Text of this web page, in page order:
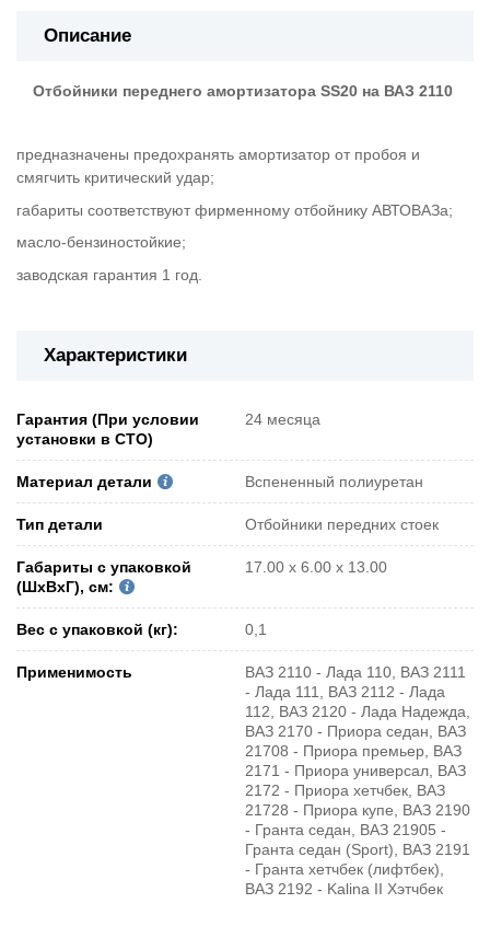
Описание
Отбойники переднего амортизатора SS20 на ВАЗ 2110
предназначены предохранять амортизатор от пробоя и
смягчить критический удар;
габариты соответствуют фирменному отбойнику АВТОВАЗа;
масло-бензиностойкие;
заводская гарантия 1 год.
Характеристики
Гарантия (При условии
установки в СТО)
24 месяца
Материал детали Вспененный полиуретан
Тип детали Отбойники передних стоек
Габариты с упаковкой
(ШxВxГ), см:
17.00 x 6.00 x 13.00
Вес с упаковкой (кг): 0,1
Применимость
ВАЗ 2110 - Лада 110, ВАЗ 2111
- Лада 111, ВАЗ 2112 - Лада
112, ВАЗ 2120 - Лада Надежда,
ВАЗ 2170 - Приора седан, ВАЗ
21708 - Приора премьер, ВАЗ
2171 - Приора универсал, ВАЗ
2172 - Приора хетчбек, ВАЗ
21728 - Приора купе, ВАЗ 2190
- Гранта седан, ВАЗ 21905 -
Гранта седан (Sport), ВАЗ 2191
- Гранта хетчбек (лифтбек),
ВАЗ 2192 - Kalina II Хэтчбек